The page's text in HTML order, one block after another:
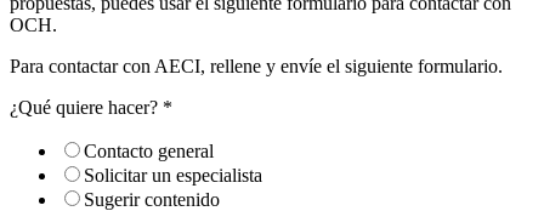
OCH.
Para contactar con AECI, rellene y envíe el siguiente formulario.
¿Qué quiere hacer? *
Contacto general
Solicitar un especialista
Sugerir contenido